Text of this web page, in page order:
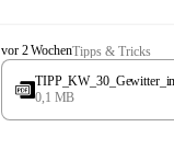
L
a
e
vor 2 WochenTipps & Tricks
0,1 MB